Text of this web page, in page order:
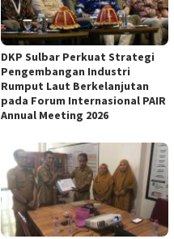
DKP Sulbar Perkuat Strategi
Pengembangan Industri
Rumput Laut Berkelanjutan
pada Forum Internasional PAIR
Annual Meeting 2026